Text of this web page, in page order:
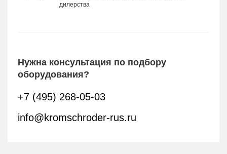
дилерства
Нужна консультация по подбору
оборудования?
+7 (495) 268-05-03
info@kromschroder-rus.ru